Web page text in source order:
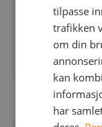
Camping
og IT
tilpasse
trafikken
om din
kan
har